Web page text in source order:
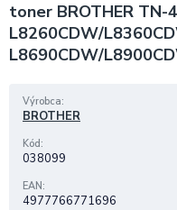
toner BROTHER TN-
L8260CDW/
L8690CDW/
Výrobca
BROTHER
Kód
038099
EAN
4977766771696